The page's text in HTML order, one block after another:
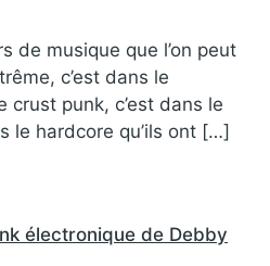
de musique que l’on peut
c’est dans le
crust punk, c’est dans le
le hardcore qu’ils ont […]
électronique de Debby